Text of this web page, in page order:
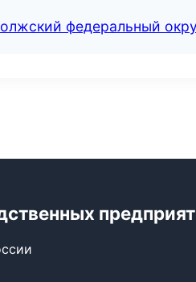
федеральный